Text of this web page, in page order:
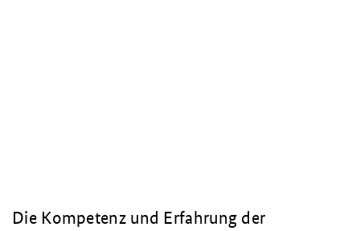
Die Kompetenz und Erfahrung der